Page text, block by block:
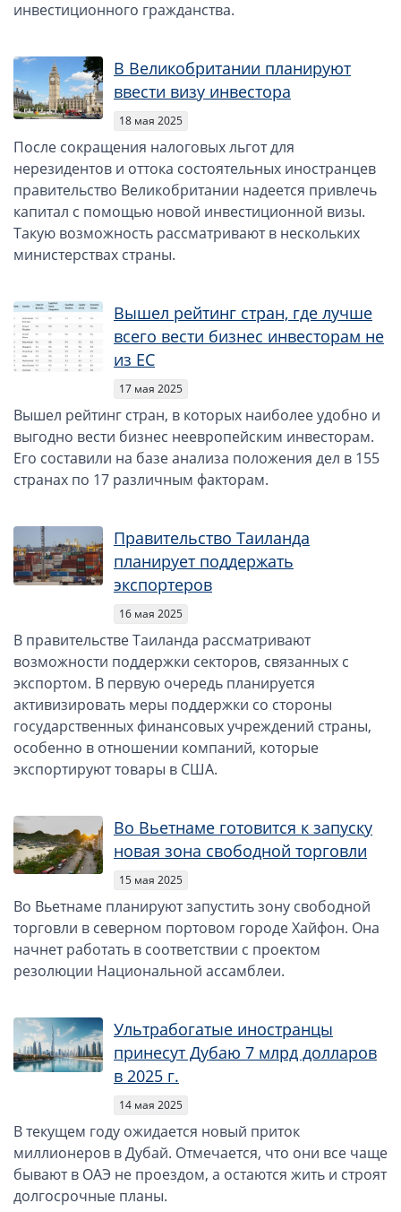
инвестиционного гражданства.
В Великобритании планируют
ввести визу инвестора
18 мая 2025
После сокращения налоговых льгот для
нерезидентов и оттока состоятельных иностранцев
правительство Великобритании надеется привлечь
капитал с помощью новой инвестиционной визы.
Такую возможность рассматривают в нескольких
министерствах страны.
Вышел рейтинг стран, где лучше
всего вести бизнес инвесторам не
из ЕС
17 мая 2025
Вышел рейтинг стран, в которых наиболее удобно и
выгодно вести бизнес неевропейским инвесторам.
Его составили на базе анализа положения дел в 155
странах по 17 различным факторам.
Правительство Таиланда
планирует поддержать
экспортеров
16 мая 2025
В правительстве Таиланда рассматривают
возможности поддержки секторов, связанных с
экспортом. В первую очередь планируется
активизировать меры поддержки со стороны
государственных финансовых учреждений страны,
особенно в отношении компаний, которые
экспортируют товары в США.
Во Вьетнаме готовится к запуску
новая зона свободной торговли
15 мая 2025
Во Вьетнаме планируют запустить зону свободной
торговли в северном портовом городе Хайфон. Она
начнет работать в соответствии с проектом
резолюции Национальной ассамблеи.
Ультрабогатые иностранцы
принесут Дубаю 7 млрд долларов
в 2025 г.
14 мая 2025
В текущем году ожидается новый приток
миллионеров в Дубай. Отмечается, что они все чаще
бывают в ОАЭ не проездом, а остаются жить и строят
долгосрочные планы.